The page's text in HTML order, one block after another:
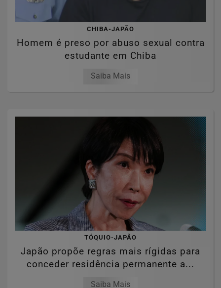
CHIBA-JAPÃO
Homem é preso por abuso sexual contra
estudante em Chiba
Saiba Mais
TÓQUIO-JAPÃO
Japão propõe regras mais rígidas para
conceder residência permanente a...
Saiba Mais